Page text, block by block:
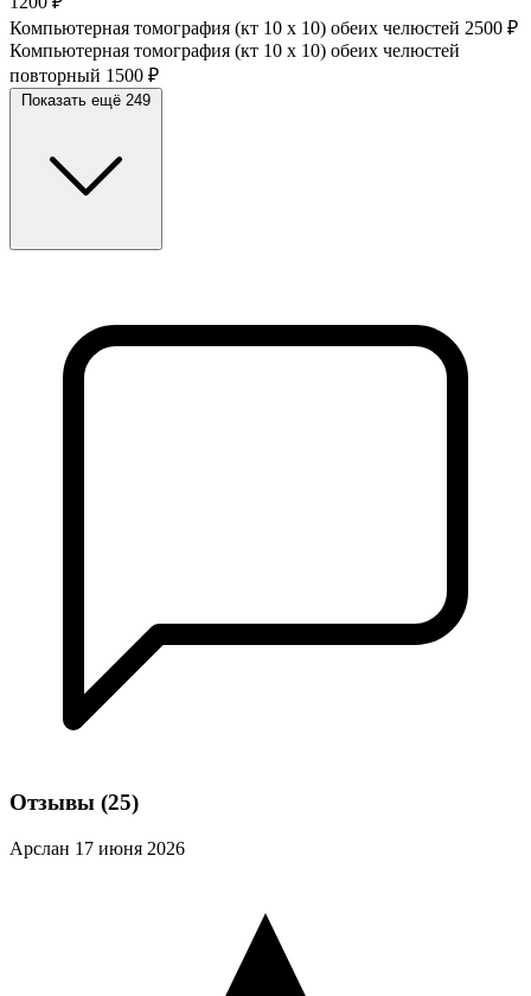
Компьютерная томография (кт 10 х 10) обеих челюстей 2500 ₽
Компьютерная томография (кт 10 х 10) обеих челюстей
повторный 1500 ₽
Показать ещё 249
Отзывы (25)
Арслан 17 июня 2026